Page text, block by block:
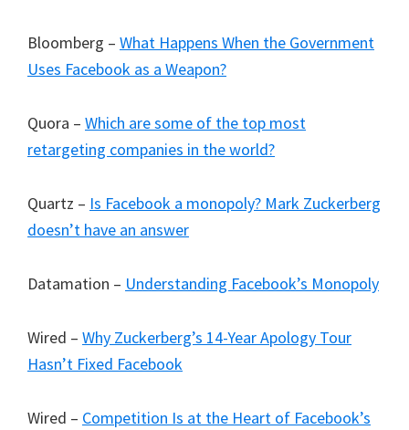
Bloomberg – What Happens When the Government
Uses Facebook as a Weapon?
Quora – Which are some of the top most
retargeting companies in the world?
Quartz – Is Facebook a monopoly? Mark Zuckerberg
doesn’t have an answer
Datamation – Understanding Facebook’s Monopoly
Wired – Why Zuckerberg’s 14-Year Apology Tour
Hasn’t Fixed Facebook
Wired – Competition Is at the Heart of Facebook’s